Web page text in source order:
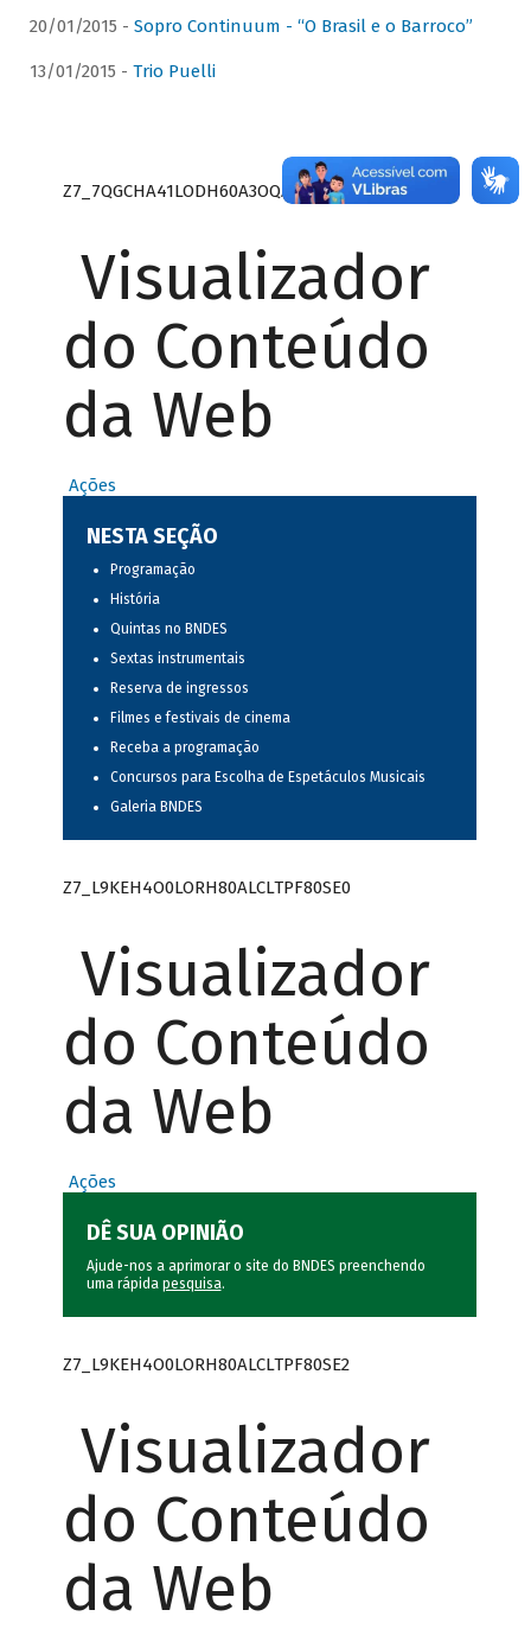
20/01/2015 - Sopro Continuum - “O Brasil e o Barroco”
13/01/2015 - Trio Puelli
Z7_7QGCHA41LODH60A3OQA8RN1415
Visualizador
do Conteúdo
da Web
Ações
NESTA SEÇÃO
Programação
História
Quintas no BNDES
Sextas instrumentais
Reserva de ingressos
Filmes e festivais de cinema
Receba a programação
Concursos para Escolha de Espetáculos Musicais
Galeria BNDES
Z7_L9KEH4O0LORH80ALCLTPF80SE0
Visualizador
do Conteúdo
da Web
Ações
DÊ SUA OPINIÃO
Ajude-nos a aprimorar o site do BNDES preenchendo
uma rápida pesquisa.
Z7_L9KEH4O0LORH80ALCLTPF80SE2
Visualizador
do Conteúdo
da Web